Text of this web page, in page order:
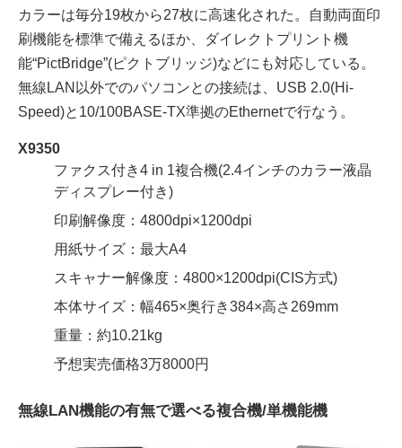
カラーは毎分19枚から27枚に高速化された。自動両面印
刷機能を標準で備えるほか、ダイレクトプリント機
能“PictBridge”(ピクトブリッジ)などにも対応している。
無線LAN以外でのパソコンとの接続は、USB 2.0(Hi-
Speed)と10/100BASE-TX準拠のEthernetで行なう。
X9350
ファクス付き4 in 1複合機(2.4インチのカラー液晶
ディスプレー付き)
印刷解像度：4800dpi×1200dpi
用紙サイズ：最大A4
スキャナー解像度：4800×1200dpi(CIS方式)
本体サイズ：幅465×奥行き384×高さ269mm
重量：約10.21kg
予想実売価格3万8000円
無線LAN機能の有無で選べる複合機/単機能機